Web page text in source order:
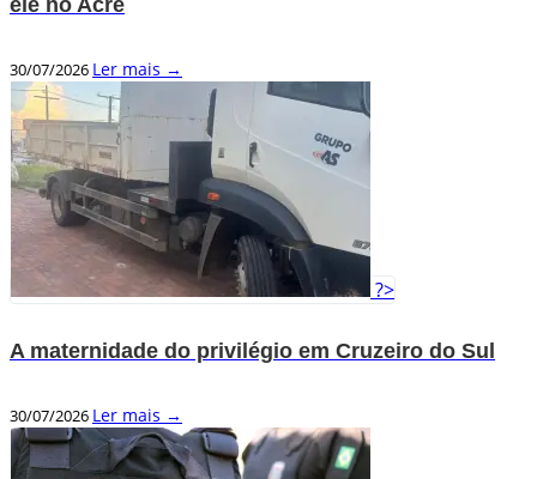
ele no Acre
30/07/2026 Ler mais →
?>
A maternidade do privilégio em Cruzeiro do Sul
30/07/2026 Ler mais →